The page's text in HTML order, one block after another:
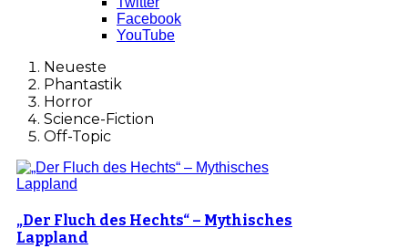
Facebook
YouTube
Neueste
Phantastik
Horror
Science-Fiction
Off-Topic
„Der Fluch des Hechts“ – Mythisches
Lappland